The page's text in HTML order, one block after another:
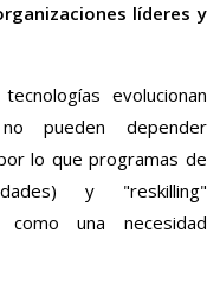
líderes y
evolucionan
pueden depender
lo que programas de
y "reskilling"
como una necesidad